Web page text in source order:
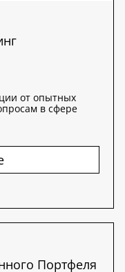
от опытных
в сфере
Портфеля